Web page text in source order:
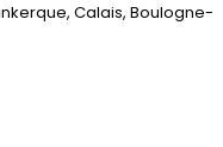
Calais, Boulogne-